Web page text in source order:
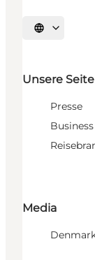
Sprache
Unsere
Presse
Media